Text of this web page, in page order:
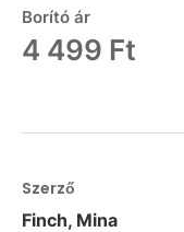
Borító ár
4 499 Ft
Szerző
Finch, Mina